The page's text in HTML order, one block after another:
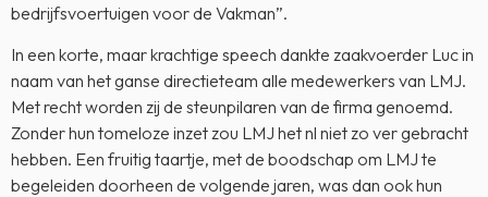
bedrijfsvoertuigen voor de Vakman”.
In een korte, maar krachtige speech dankte zaakvoerder Luc in
naam van het ganse directieteam alle medewerkers van LMJ.
Met recht worden zij de steunpilaren van de firma genoemd.
Zonder hun tomeloze inzet zou LMJ het nl niet zo ver gebracht
hebben. Een fruitig taartje, met de boodschap om LMJ te
begeleiden doorheen de volgende jaren, was dan ook hun